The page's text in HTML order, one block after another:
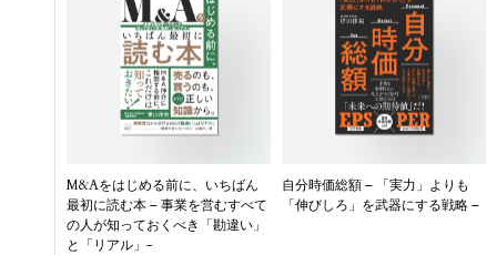
M&Aをはじめる前に、いちばん
最初に読む本 – 事業を営むすべて
の人が知っておくべき「勘違い」
と「リアル」-
自分時価総額 – 「実力」よりも
「伸びしろ」を武器にする戦略 –